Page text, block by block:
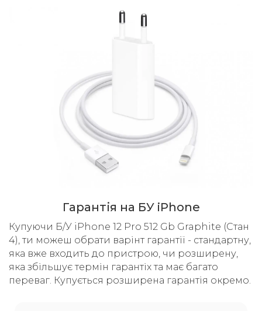
Гарантія на БУ iPhone
Купуючи Б/У iPhone 12 Pro 512 Gb Graphite (Стан
4), ти можеш обрати варінт гарантії - стандартну,
яка вже входить до пристрою, чи розширену,
яка збільшує термін гарантіх та має багато
переваг. Купується розширена гарантія окремо.